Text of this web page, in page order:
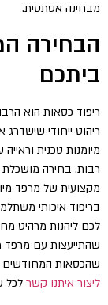
מבחינה אסתטית.
הבחירה
ביתכם
ריפוד כסאות הוא
ריהוט ייחודי
מיומנות טכנית
רבות. בחירה מושכלת
מקצועית של מרפד
בריפוד איכותי
לכם ליהנות מרהיט
שהתייעצות עם מרפד
שהכסאות המחודשים
ליצור איתנו קשר לכל